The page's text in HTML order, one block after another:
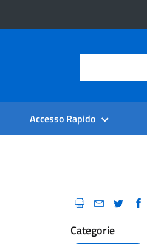
Accesso Rapido
Categorie